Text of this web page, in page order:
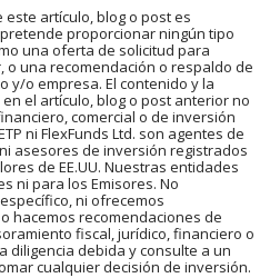
artículo, blog o post es
proporcionar ningún tipo
una oferta de solicitud para
o una recomendación o respaldo de
y/o empresa. El contenido y la
el artículo, blog o post anterior no
comercial o de inversión
ni FlexFunds Ltd. son agentes de
asesores de inversión registrados
de EE.UU. Nuestras entidades
ni para los Emisores. No
ni ofrecemos
hacemos recomendaciones de
fiscal, jurídico, financiero o
diligencia debida y consulte a un
cualquier decisión de inversión.